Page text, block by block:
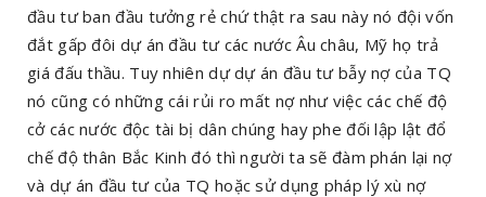
đầu tư ban đầu tưởng rẻ chứ thật ra sau này nó đội vốn
đắt gấp đôi dự án đầu tư các nước Âu châu, Mỹ họ trả
giá đấu thầu. Tuy nhiên dự dự án đầu tư bẫy nợ của TQ
nó cũng có những cái rủi ro mất nợ như việc các chế độ
cở các nước độc tài bị dân chúng hay phe đối lập lật đổ
chế độ thân Bắc Kinh đó thì người ta sẽ đàm phán lại nợ
và dự án đầu tư của TQ hoặc sử dụng pháp lý xù nợ